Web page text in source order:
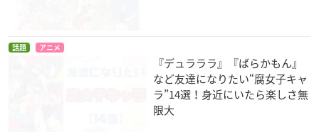
第1弾：1月28日(木)〜2月5日(金)
第2弾：2月6日(土)〜2月14日(日)
第1弾と第2弾それぞれ期間ごとにコラボメニューや特典の内容
話題 アニメ
『デュラララ』『ばらかもん』
など友達になりたい“腐女子キャ
ラ”14選！身近にいたら楽しさ無
限大